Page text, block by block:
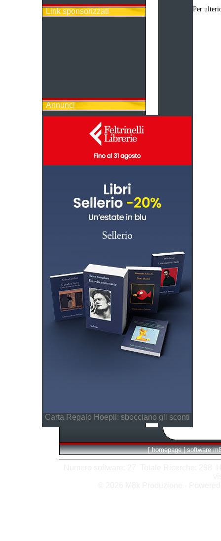
Link sponsorizzati
Annunci
Carta Regalo Hoepli: sbocciano gli sconti
Per
[ homepage | software